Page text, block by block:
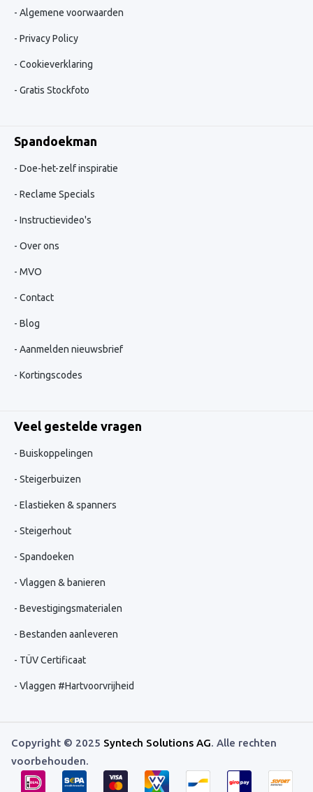
Algemene voorwaarden
Privacy Policy
Cookieverklaring
Gratis Stockfoto
Spandoekman
Doe-het-zelf inspiratie
Reclame Specials
Instructievideo's
Over ons
MVO
Contact
Blog
Aanmelden nieuwsbrief
Kortingscodes
Veel gestelde vragen
Buiskoppelingen
Steigerbuizen
Elastieken & spanners
Steigerhout
Spandoeken
Vlaggen & banieren
Bevestigingsmaterialen
Bestanden aanleveren
TÜV Certificaat
Vlaggen #Hartvoorvrijheid
Copyright © 2025 Syntech Solutions AG. Alle rechten
voorbehouden.